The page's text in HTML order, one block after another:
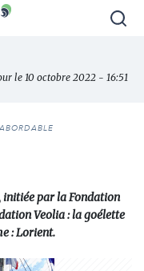
le 10 octobre 2022 - 16:51
initiée par la Fondation
Veolia : la goélette
: Lorient.